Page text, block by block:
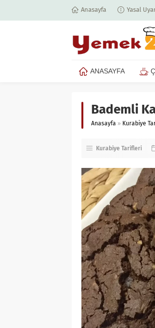
Anasayfa Yasal
ANASAYFA
Bademli
Anasayfa » Kurabiye
Kurabiye Tarifleri